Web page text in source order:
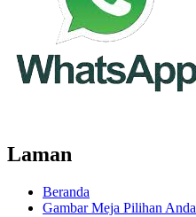
Laman
Beranda
Gambar Meja Pilihan Anda